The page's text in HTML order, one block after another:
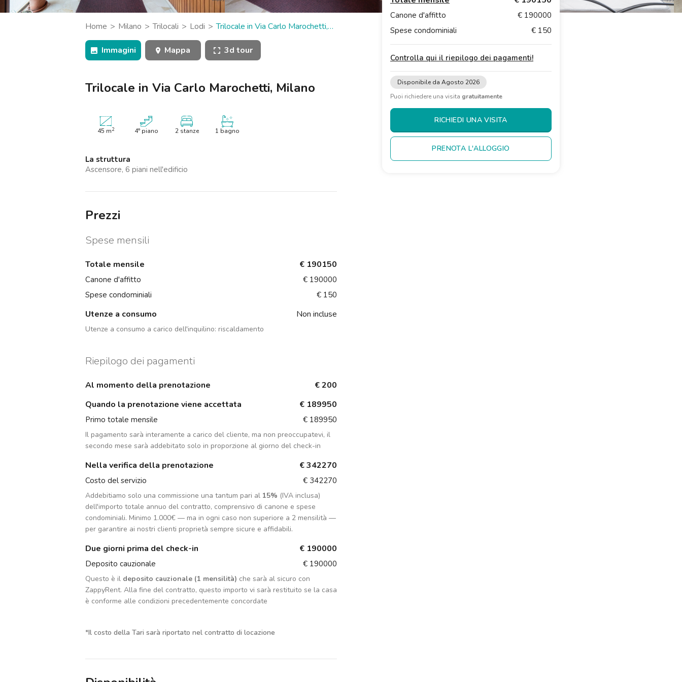
Catania
Padova
Home Milano Trilocali Lodi
Trilocale in Via Carlo Marochetti,
Milano
Immagini
Mappa 3d tour
Trilocale in Via Carlo Marochetti, Milano
45 m2 4° piano 2 stanze 1 bagno
La struttura
Ascensore, 6 piani nell'edificio
Prezzi
Spese mensili
Totale mensile € 190150
Canone d'affitto
€ 190000
Spese condominiali
€ 150
Utenze a consumo Non incluse
Utenze a consumo a carico dell'inquilino: riscaldamento
Riepilogo dei pagamenti
Al momento della prenotazione
€ 200
Quando la prenotazione viene accettata
€ 189950
Primo totale mensile € 189950
Il pagamento sarà interamente a carico del cliente, ma non preoccupatevi, il
secondo mese sarà addebitato solo in proporzione al giorno del check-in
Nella verifica della prenotazione € 342270
Costo del servizio € 342270
Addebitiamo solo una commissione una tantum pari al 15% (IVA inclusa)
dell'importo totale annuo del contratto, comprensivo di canone e spese
condominiali. Minimo 1.000€ — ma in ogni caso non superiore a 2 mensilità —
per garantire ai nostri clienti proprietà sempre sicure e affidabili.
Due giorni prima del check-in € 190000
Deposito cauzionale € 190000
Questo è il deposito cauzionale (1 mensilità) che sarà al sicuro con
ZappyRent. Alla fine del contratto, questo importo vi sarà restituito se la casa
è conforme alle condizioni precedentemente concordate
*Il costo della Tari sarà riportato nel contratto di locazione
Canone d'affitto
€ 190000
Spese condominiali
€ 150
Controlla qui il riepilogo dei pagamenti!
Disponibile da Agosto 2026
Puoi richiedere una visita gratuitamente
RICHIEDI UNA VISITA
PRENOTA L'ALLOGGIO